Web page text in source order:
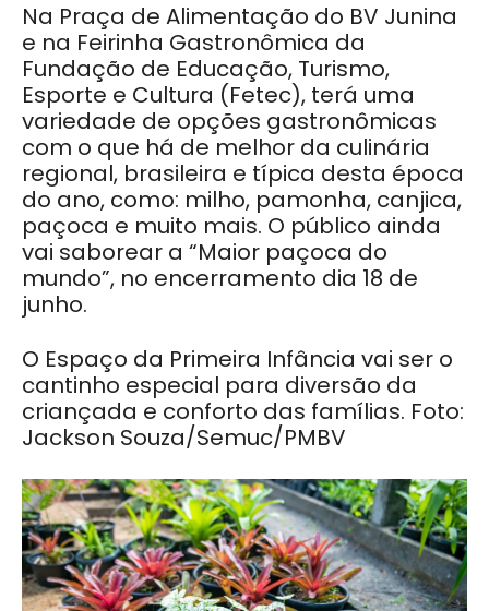
Na Praça de Alimentação do BV Junina
e na Feirinha Gastronômica da
Fundação de Educação, Turismo,
Esporte e Cultura (Fetec), terá uma
variedade de opções gastronômicas
com o que há de melhor da culinária
regional, brasileira e típica desta época
do ano, como: milho, pamonha, canjica,
paçoca e muito mais. O público ainda
vai saborear a “Maior paçoca do
mundo”, no encerramento dia 18 de
junho.
O Espaço da Primeira Infância vai ser o
cantinho especial para diversão da
criançada e conforto das famílias. Foto:
Jackson Souza/Semuc/PMBV